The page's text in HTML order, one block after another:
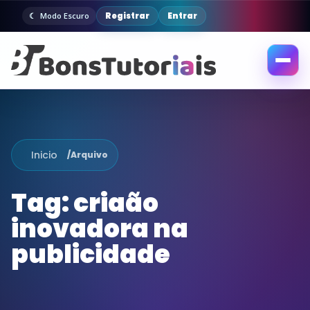
Modo Escuro Registrar Entrar
Abrir
Inicio /Arquivo
Tag:criaão
inovadora na
publicidade